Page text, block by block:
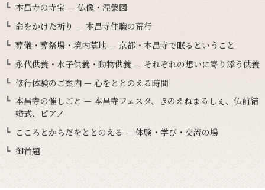
本昌寺の寺宝 — 仏像・涅槃図
命をかけた祈り — 本昌寺住職の荒行
葬儀・葬祭場・境内墓地 — 京都・本昌寺で眠るということ
永代供養・水子供養・動物供養 — それぞれの想いに寄り添う供養
修行体験のご案内 — 心をととのえる時間
本昌寺の催しごと — 本昌寺フェスタ、きのえねまるしぇ、仏前結
婚式、ピアノ
こころとからだをととのえる — 体験・学び・交流の場
御首題